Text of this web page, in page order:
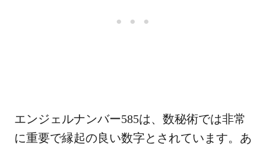
エンジェルナンバー585は、数秘術では非常
に重要で縁起の良い数字とされています。あ